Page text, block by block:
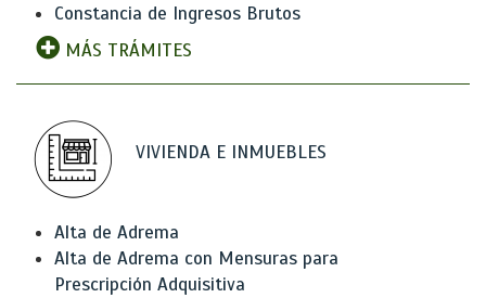
Constancia de Ingresos Brutos
MÁS TRÁMITES
VIVIENDA E INMUEBLES
Alta de Adrema
Alta de Adrema con Mensuras para
Prescripción Adquisitiva